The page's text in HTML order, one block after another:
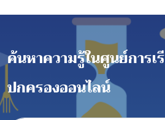
ค้นหาความรู้ในศูนย์การเ
ปกครองออนไลน์